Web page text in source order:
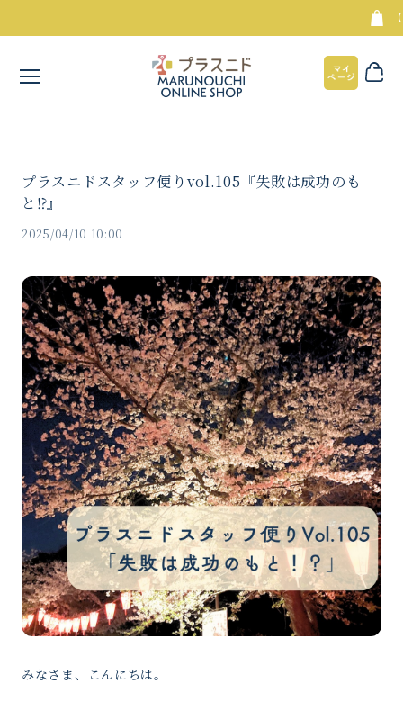
【8.6
プラスニドスタッフ便りvol.105『失敗は成功のも
と⁉︎』
2025/04/10 10:00
みなさま、こんにちは。